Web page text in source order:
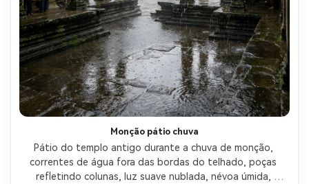
Monção pátio chuva
Pátio do templo antigo durante a chuva de monção,
correntes de água fora das bordas do telhado, poças
refletindo colunas, luz suave nublada, névoa úmida,